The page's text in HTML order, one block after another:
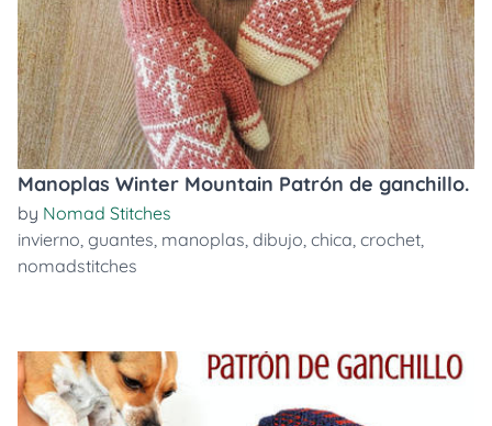
Manoplas Winter Mountain Patrón de ganchillo.
by Nomad Stitches
invierno, guantes, manoplas, dibujo, chica, crochet,
nomadstitches